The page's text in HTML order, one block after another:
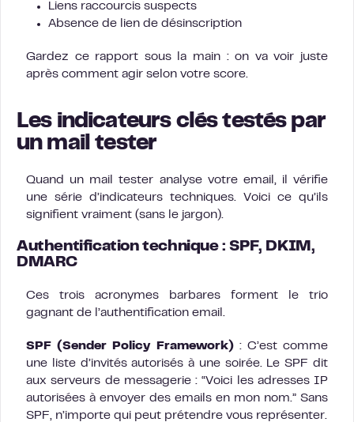
Liens raccourcis suspects
Absence de lien de désinscription
Gardez ce rapport sous la main : on va voir juste
après comment agir selon votre score.
Les indicateurs clés testés par
un mail tester
Quand un mail tester analyse votre email, il vérifie
une série d’indicateurs techniques. Voici ce qu’ils
signifient vraiment (sans le jargon).
Authentification technique : SPF, DKIM,
DMARC
Ces trois acronymes barbares forment le trio
gagnant de l’authentification email.
SPF (Sender Policy Framework): C’est comme
une liste d’invités autorisés à une soirée. Le SPF dit
aux serveurs de messagerie : “Voici les adresses IP
autorisées à envoyer des emails en mon nom.” Sans
SPF, n’importe qui peut prétendre vous représenter.